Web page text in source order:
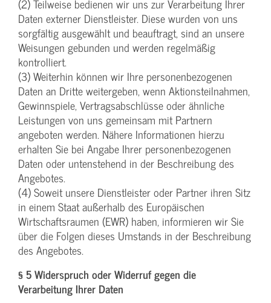
(2) Teilweise bedienen wir uns zur Verarbeitung Ihrer
Daten externer Dienstleister. Diese wurden von uns
sorgfältig ausgewählt und beauftragt, sind an unsere
Weisungen gebunden und werden regelmäßig
kontrolliert.
(3) Weiterhin können wir Ihre personenbezogenen
Daten an Dritte weitergeben, wenn Aktionsteilnahmen,
Gewinnspiele, Vertragsabschlüsse oder ähnliche
Leistungen von uns gemeinsam mit Partnern
angeboten werden. Nähere Informationen hierzu
erhalten Sie bei Angabe Ihrer personenbezogenen
Daten oder untenstehend in der Beschreibung des
Angebotes.
(4) Soweit unsere Dienstleister oder Partner ihren Sitz
in einem Staat außerhalb des Europäischen
Wirtschaftsraumen (EWR) haben, informieren wir Sie
über die Folgen dieses Umstands in der Beschreibung
des Angebotes.
§ 5 Widerspruch oder Widerruf gegen die
Verarbeitung Ihrer Daten